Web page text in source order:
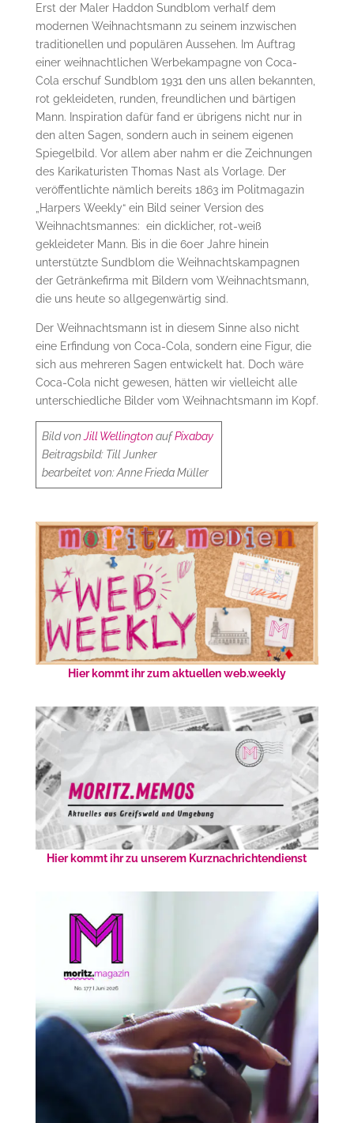
Erst der Maler Haddon Sundblom verhalf dem
modernen Weihnachtsmann zu seinem inzwischen
traditionellen und populären Aussehen. Im Auftrag
einer weihnachtlichen Werbekampagne von Coca-
Cola erschuf Sundblom 1931 den uns allen bekannten,
rot gekleideten, runden, freundlichen und bärtigen
Mann. Inspiration dafür fand er übrigens nicht nur in
den alten Sagen, sondern auch in seinem eigenen
Spiegelbild. Vor allem aber nahm er die Zeichnungen
des Karikaturisten Thomas Nast als Vorlage. Der
veröffentlichte nämlich bereits 1863 im Politmagazin
„Harpers Weekly“ ein Bild seiner Version des
Weihnachtsmannes: ein dicklicher, rot-weiß
gekleideter Mann. Bis in die 60er Jahre hinein
unterstützte Sundblom die Weihnachtskampagnen
der Getränkefirma mit Bildern vom Weihnachtsmann,
die uns heute so allgegenwärtig sind.
Der Weihnachtsmann ist in diesem Sinne also nicht
eine Erfindung von Coca-Cola, sondern eine Figur, die
sich aus mehreren Sagen entwickelt hat. Doch wäre
Coca-Cola nicht gewesen, hätten wir vielleicht alle
unterschiedliche Bilder vom Weihnachtsmann im Kopf.
Bild von Jill Wellington aufPixabay
Beitragsbild: Till Junker
bearbeitet von: Anne Frieda Müller
Hier kommt ihr zum aktuellen web.weekly
Hier kommt ihr zu unserem Kurznachrichtendienst